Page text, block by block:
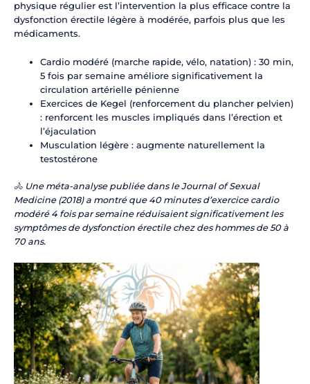
physique régulier est l’intervention la plus efficace contre la
dysfonction érectile légère à modérée, parfois plus que les
médicaments.
Cardio modéré (marche rapide, vélo, natation) : 30 min,
5 fois par semaine améliore significativement la
circulation artérielle pénienne
Exercices de Kegel (renforcement du plancher pelvien)
: renforcent les muscles impliqués dans l’érection et
l’éjaculation
Musculation légère : augmente naturellement la
testostérone
🚴 Une méta-analyse publiée dans le Journal of Sexual
Medicine (2018) a montré que 40 minutes d’exercice cardio
modéré 4 fois par semaine réduisaient significativement les
symptômes de dysfonction érectile chez des hommes de 50 à
70 ans.